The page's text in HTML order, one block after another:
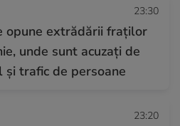
23:30
opune extrădării fraților
unde sunt acuzați de
și trafic de persoane
23:20